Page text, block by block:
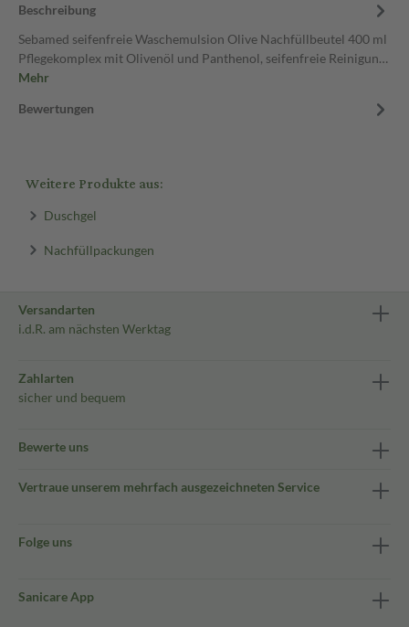
Beschreibung
Sebamed seifenfreie Waschemulsion Olive Nachfüllbeutel 400 ml
Pflegekomplex mit Olivenöl und Panthenol, seifenfreie Reinigun…
Mehr
Bewertungen
Weitere Produkte aus:
Duschgel
Nachfüllpackungen
Versandarten
i.d.R. am nächsten Werktag
Zahlarten
sicher und bequem
Bewerte uns
Vertraue unserem mehrfach ausgezeichneten Service
Folge uns
Sanicare App